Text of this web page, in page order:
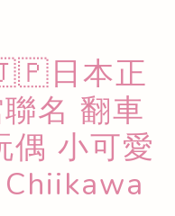
日本正
名 翻車
偶 小可愛